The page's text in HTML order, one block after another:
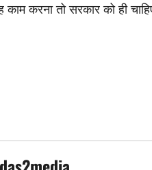
करना तो सरकार को ही